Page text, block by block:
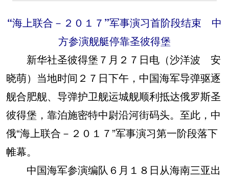
“海上联合－２０１７”军事演习首阶段结束 中
方参演舰艇停靠圣彼得堡
新华社圣彼得堡７月２７日电（沙洋波 安
晓萌）当地时间２７日下午，中国海军导弹驱逐
舰合肥舰、导弹护卫舰运城舰顺利抵达俄罗斯圣
彼得堡，靠泊施密特中尉沿河街码头。至此，中
俄“海上联合－２０１７”军事演习第一阶段落下
帷幕。
中国海军参演编队６月１８日从海南三亚出